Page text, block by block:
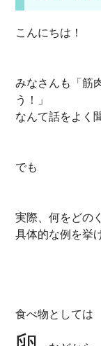
こんにちは！
みなさんも「筋
う！」
なんて話をよく
でも
実際、何をどの
具体的な例を挙
食べ物としては